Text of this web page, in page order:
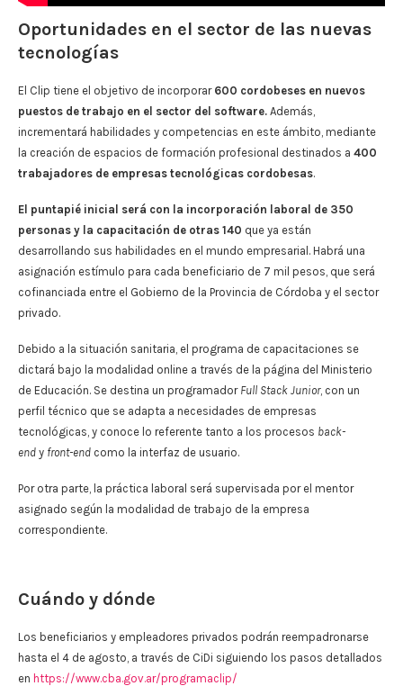
Oportunidades en el sector de las nuevas
tecnologías
El Clip tiene el objetivo de incorporar 600 cordobeses en nuevos
puestos de trabajo en el sector del software. Además,
incrementará habilidades y competencias en este ámbito, mediante
la creación de espacios de formación profesional destinados a 400
trabajadores de empresas tecnológicas cordobesas.
El puntapié inicial será con la incorporación laboral de 350
personas y la capacitación de otras 140 que ya están
desarrollando sus habilidades en el mundo empresarial. Habrá una
asignación estímulo para cada beneficiario de 7 mil pesos, que será
cofinanciada entre el Gobierno de la Provincia de Córdoba y el sector
privado.
Debido a la situación sanitaria, el programa de capacitaciones se
dictará bajo la modalidad online a través de la página del Ministerio
de Educación. Se destina un programador Full Stack Junior, con un
perfil técnico que se adapta a necesidades de empresas
tecnológicas, y conoce lo referente tanto a los procesos back-
end y front-end como la interfaz de usuario.
Por otra parte, la práctica laboral será supervisada por el mentor
asignado según la modalidad de trabajo de la empresa
correspondiente.
Cuándo y dónde
Los beneficiarios y empleadores privados podrán reempadronarse
hasta el 4 de agosto, a través de CiDi siguiendo los pasos detallados
en https://www.cba.gov.ar/programaclip/